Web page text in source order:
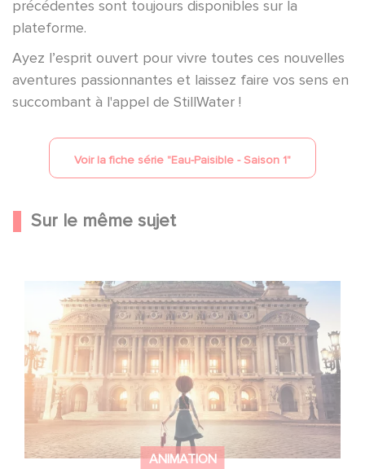
précédentes sont toujours disponibles sur la
plateforme.
Ayez l’esprit ouvert pour vivre toutes ces nouvelles
aventures passionnantes et laissez faire vos sens en
succombant à l'appel de StillWater !
Voir la fiche série "Eau-Paisible - Saison 1"
Sur le même sujet
ANIMATION
Gaumont et Good Hero annoncent la suite de Ballerina